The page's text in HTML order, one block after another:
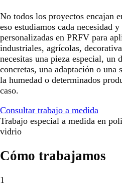
No todos los proyectos encajan
eso estudiamos cada necesidad
personalizadas en PRFV para
industriales, agrícolas,
necesitas una pieza especial, un
concretas, una adaptación o una
la humedad o determinados
caso.
Consultar trabajo a medida
Trabajo especial a medida en
vidrio
Cómo trabajamos
1